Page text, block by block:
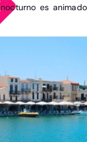
es animado